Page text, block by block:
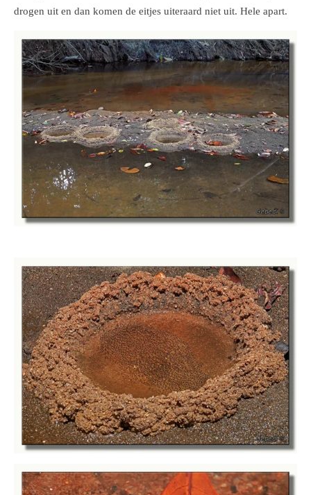
drogen uit en dan komen de eitjes uiteraard niet uit. Hele apart.